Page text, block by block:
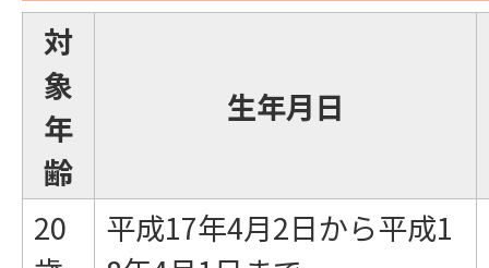
対
象
年
齢
生年月日
20
平成17年4月2日から平成1